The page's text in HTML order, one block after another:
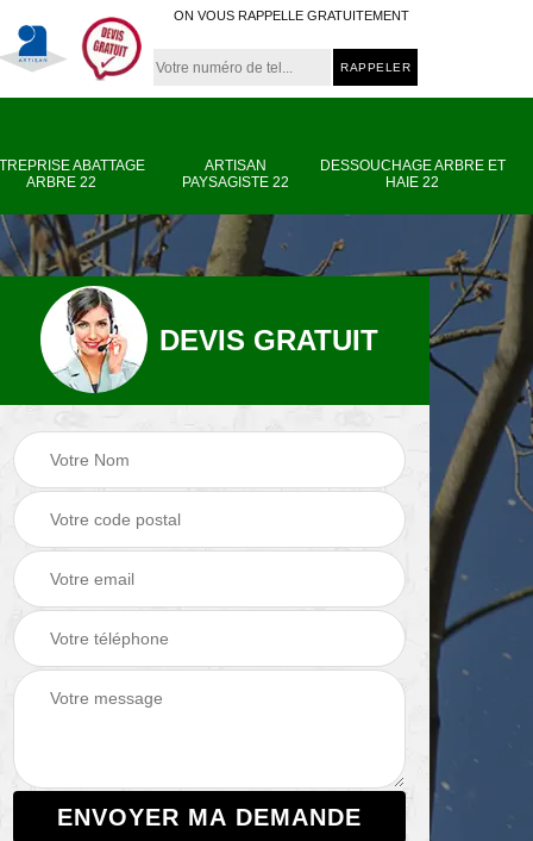
ON VOUS RAPPELLE GRATUITEMENT
ABATTAGE
ARBRE 22
ARTISAN
PAYSAGISTE 22
DESSOUCHAGE ARBRE ET
HAIE 22
Entreprise abattage
arbre 22
Artisan paysagiste
22
DEVIS GRATUIT